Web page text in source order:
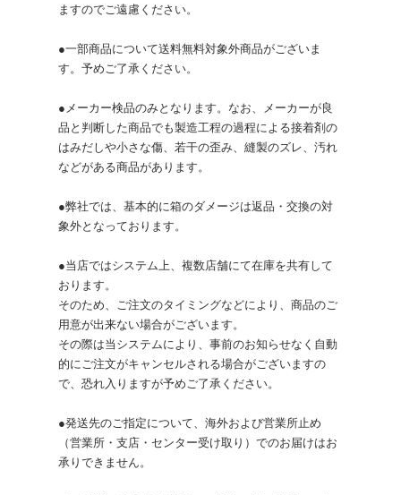
ますのでご遠慮ください。
●一部商品について送料無料対象外商品がございま
す。予めご了承ください。
●メーカー検品のみとなります。なお、メーカーが良
品と判断した商品でも製造工程の過程による接着剤の
はみだしや小さな傷、若干の歪み、縫製のズレ、汚れ
などがある商品があります。
●弊社では、基本的に箱のダメージは返品・交換の対
象外となっております。
●当店ではシステム上、複数店舗にて在庫を共有して
おります。
そのため、ご注文のタイミングなどにより、商品のご
用意が出来ない場合がございます。
その際は当システムにより、事前のお知らせなく自動
的にご注文がキャンセルされる場合がございますの
で、恐れ入りますが予めご了承ください。
●発送先のご指定について、海外および営業所止め
（営業所・支店・センター受け取り）でのお届けはお
承りできません。